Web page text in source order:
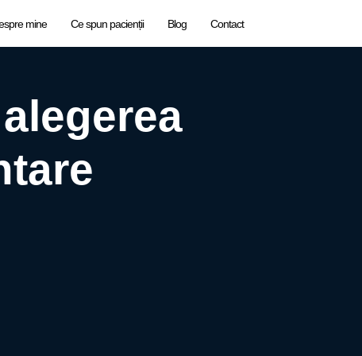
mine Ce spun pacienții Blog Contact